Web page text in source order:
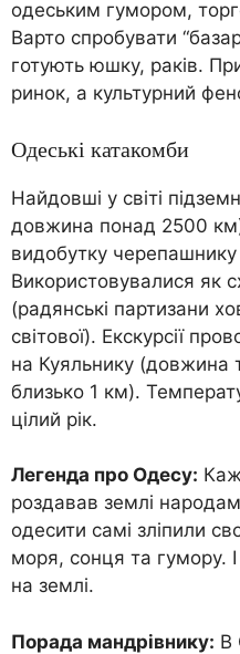
одеським гумором,
Варто спробувати
готують юшку, раків.
ринок, а культурний
Одеські катакомби
Найдовші у світі
довжина понад 2500
видобутку
Використовувалися як
(радянські партизани
світової). Екскурсії
на Куяльнику (довжина
близько 1 км).
цілий рік.
Легенда про Одесу:
роздавав землі
одесити самі зліпили
моря, сонця та гумору.
на землі.
Порада мандрівнику: В